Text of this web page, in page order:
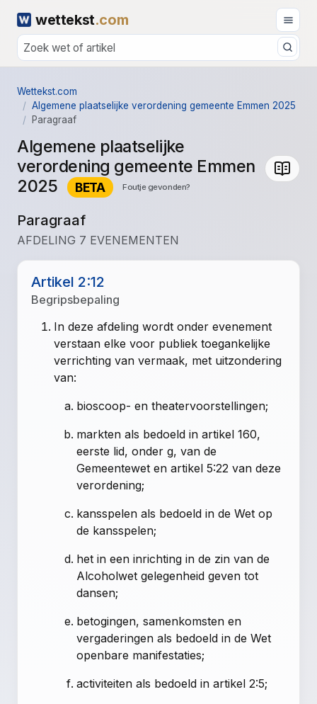
wettekst.com
Wettekst.com
Algemene plaatselijke verordening gemeente Emmen 2025
Paragraaf
Algemene plaatselijke
verordening gemeente Emmen
2025
BETA Foutje gevonden?
Paragraaf
AFDELING 7 EVENEMENTEN
Artikel 2:12
Begripsbepaling
In deze afdeling wordt onder evenement
verstaan elke voor publiek toegankelijke
verrichting van vermaak, met uitzondering
van:
bioscoop- en theatervoorstellingen;
markten als bedoeld in artikel 160,
eerste lid, onder g, van de
Gemeentewet en artikel 5:22 van deze
verordening;
kansspelen als bedoeld in de Wet op
de kansspelen;
het in een inrichting in de zin van de
Alcoholwet gelegenheid geven tot
dansen;
betogingen, samenkomsten en
vergaderingen als bedoeld in de Wet
openbare manifestaties;
activiteiten als bedoeld in artikel 2:5;